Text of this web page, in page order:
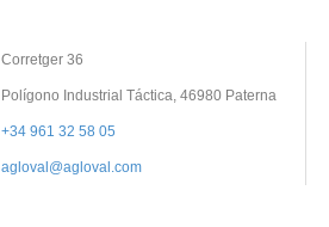
Corretger 36
Polígono Industrial Táctica, 46980 Paterna
+34 961 32 58 05
agloval@agloval.com